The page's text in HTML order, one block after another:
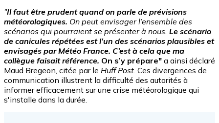
"Il faut être prudent quand on parle de prévisions
météorologiques. On peut envisager l’ensemble des
scénarios qui pourraient se présenter à nous. Le scénario
de canicules répétées est l’un des scénarios plausibles et
envisagés par Météo France. C’est à cela que ma
collègue faisait référence. On s’y prépare" a ainsi déclaré
Maud Bregeon, citée par le Huff Post. Ces divergences de
communication illustrent la difficulté des autorités à
informer efficacement sur une crise météorologique qui
s'installe dans la durée.